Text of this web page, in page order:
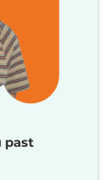
past